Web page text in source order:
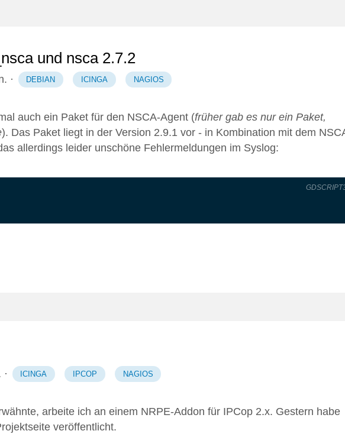
und nsca 2.7.2
· DEBIAN ICINGA NAGIOS
auch ein Paket für den NSCA-Agent (früher gab es nur ein Paket,
). Das Paket liegt in der Version 2.9.1 vor - in Kombination mit dem
allerdings leider unschöne Fehlermeldungen im Syslog:
· ICINGA IPCOP NAGIOS
, arbeite ich an einem NRPE-Addon für IPCop 2.x. Gestern habe
veröffentlicht.